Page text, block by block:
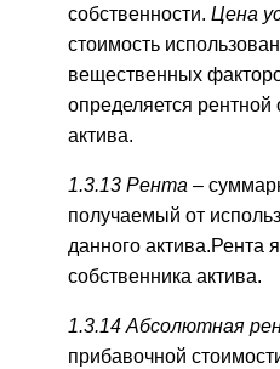
собственности. Цена
стоимость
вещественных
определяется рентной
актива.
1.3.13 Рента –
получаемый от
данного актива.Рента
собственника актива.
1.3.14 Абсолютная
прибавочной